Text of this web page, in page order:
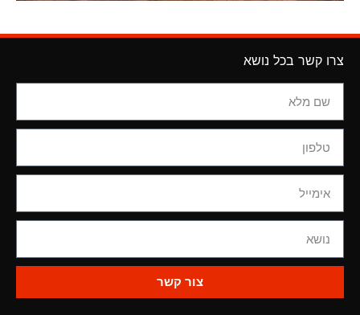
צרו קשר בכל נושא
צור קשר